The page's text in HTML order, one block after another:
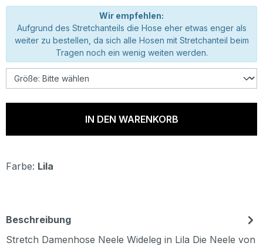
Wir empfehlen:
Aufgrund des Stretchanteils die Hose eher etwas enger als
weiter zu bestellen, da sich alle Hosen mit Stretchanteil beim
Tragen noch ein wenig weiten werden.
IN DEN WARENKORB
Farbe: Lila
Beschreibung
Stretch Damenhose Neele Wideleg in Lila Die Neele von